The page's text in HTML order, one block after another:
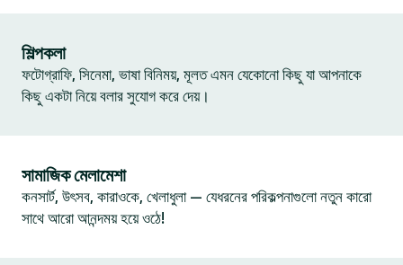
শিল্পকলা
ফটোগ্রাফি, সিনেমা, ভাষা বিনিময়, মূলত এমন যেকোনো কিছু যা আপনাকে
কিছু একটা নিয়ে বলার সুযোগ করে দেয়।
সামাজিক মেলামেশা
কনসার্ট, উৎসব, কারাওকে, খেলাধুলা — যেধরনের পরিকল্পনাগুলো নতুন কারো
সাথে আরো আনন্দময় হয়ে ওঠে!